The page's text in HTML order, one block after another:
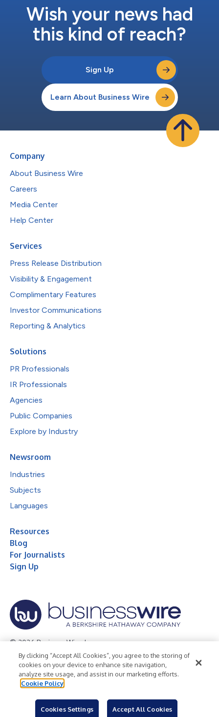
Wish your news had
this kind of reach?
Sign Up
Learn About Business Wire
Company
About Business Wire
Careers
Media Center
Help Center
Services
Press Release Distribution
Visibility & Engagement
Complimentary Features
Investor Communications
Reporting & Analytics
Solutions
PR Professionals
IR Professionals
Agencies
Public Companies
Explore by Industry
Newsroom
Industries
Subjects
Languages
Resources
Blog
For Journalists
Sign Up
© 2026 Business Wire, Inc.
Privacy Policy Cookie Policy
Accessibility Statement
Terms of Use
Legal
By clicking “Accept All Cookies”, you agree to the storing of
cookies on your device to enhance site navigation,
analyze site usage, and assist in our marketing efforts.
Cookie Policy
Cookies Settings Accept All Cookies